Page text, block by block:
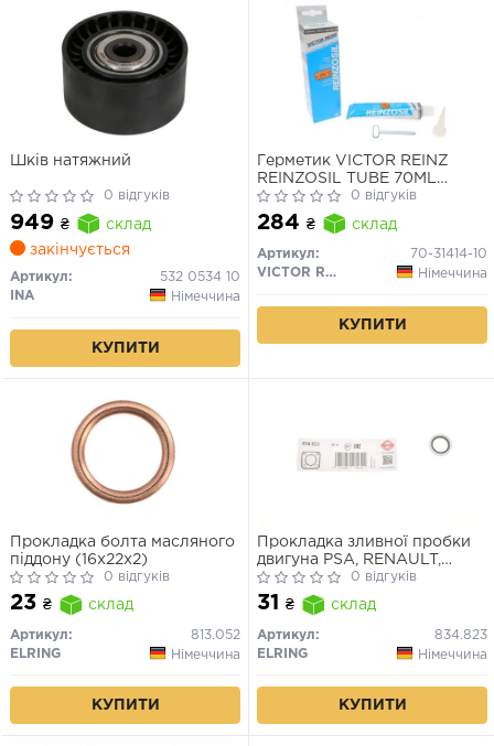
Шків натяжний
0 відгуків
949 ₴
склад
закінчується
Артикул:
532 0534 10
INA
Німеччина
КУПИТИ
Герметик VICTOR REINZ
REINZOSIL TUBE 70ML
-50/+300 (антрацит)
0 відгуків
284 ₴ склад
Артикул:
70-31414-10
VICTOR REINZ
Німеччина
КУПИТИ
Прокладка болта масляного
піддону (16x22x2)
0 відгуків
23 ₴ склад
Артикул:
813.052
ELRING
Німеччина
КУПИТИ
Прокладка зливної пробки
двигуна PSA, RENAULT,
VOLVO 16.7X24X1.5
0 відгуків
31 ₴ склад
Артикул:
834.823
ELRING
Німеччина
КУПИТИ